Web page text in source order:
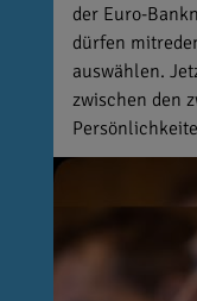
der Euro-
dürfen
auswählen.
zwischen den